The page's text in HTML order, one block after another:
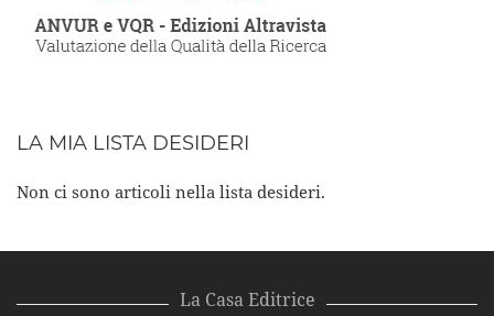
LA MIA LISTA DESIDERI
Non ci sono articoli nella lista desideri.
La Casa Editrice